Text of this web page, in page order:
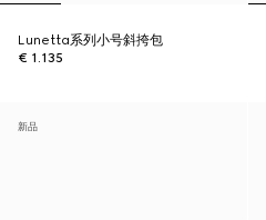
Lunetta系列小号斜挎包
€ 1.135
新品